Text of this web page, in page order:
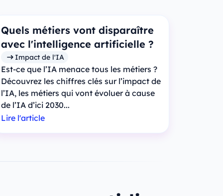
Quels métiers vont disparaître
avec l'intelligence artificielle ?
Impact de l'IA
Est-ce que l’IA menace tous les métiers ?
Découvrez les chiffres clés sur l’impact de
l’IA, les métiers qui vont évoluer à cause
de l’IA d’ici 2030...
Lire l'article